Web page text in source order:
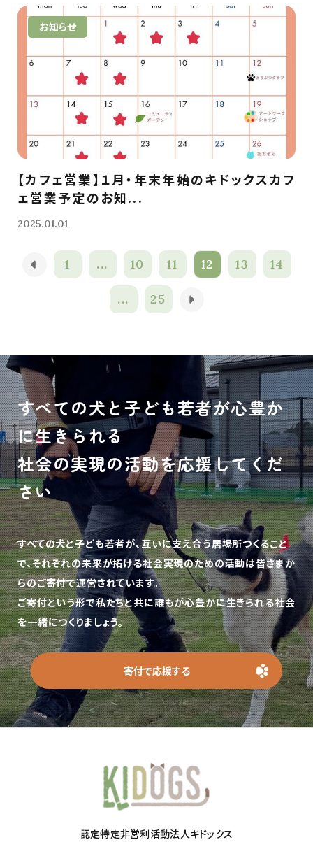
お知らせ
【カフェ営業】１月・年末年始のキドックスカフ
ェ営業予定のお知...
2025.01.01
1 ... 10 11 12 13 14
... 25
すべての犬と子ども若者が心豊か
に生きられる
社会の実現の活動を応援してくだ
さい
すべての犬と子ども若者が、互いに支え合う居場所つくること
で、それぞれの未来が拓ける社会実現のための活動は皆さまか
らのご寄付で運営されています。
ご寄付という形で私たちと共に誰もが心豊かに生きられる社会
を一緒につくりましょう。
寄付で応援する
認定特定非営利活動法人キドックス